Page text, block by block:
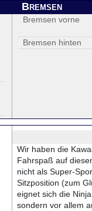
Bremsen
Bremsen vorne
Bremsen hinten
Wir haben die
Fahrspaß auf
nicht als Super-
Sitzposition (zum
eignet sich die
sondern vor allem